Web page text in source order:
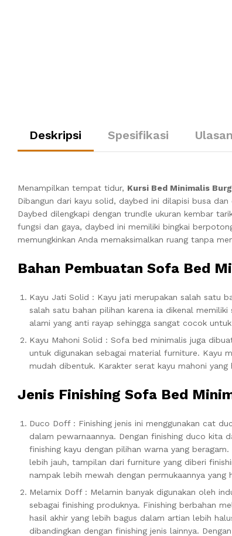
Deskripsi Spesifikasi
Menampilkan tempat tidur, Kursi Bed Minimalis
Dibangun dari kayu solid, daybed ini dilapisi busa
Daybed dilengkapi dengan trundle ukuran kembar
fungsi dan gaya, daybed ini memiliki bingkai
memungkinkan Anda memaksimalkan ruang tanpa
Bahan Pembuatan Sofa Bed
Kayu Jati Solid : Kayu jati merupakan salah satu
salah satu bahan pilihan karena ia dikenal
alami yang anti rayap sehingga sangat cocok
Kayu Mahoni Solid : Sofa bed minimalis juga
untuk digunakan sebagai material furniture. Kayu
mudah dibentuk. Karakter serat kayu mahoni
Jenis Finishing Sofa Bed
Duco Doff : Finishing jenis ini menggunakan cat
dalam pewarnaannya. Dengan finishing duco kita
finishing kayu dengan pilihan warna yang
lebih jauh, tampilan dari furniture yang diberi
nampak lebih mewah dengan permukaannya yang
Melamix Doff : Melamin banyak digunakan oleh
sebagai finishing produknya. Finishing berbahan
hasil akhir yang lebih bagus dalam artian lebih
dibandingkan dengan finishing jenis lainnya.